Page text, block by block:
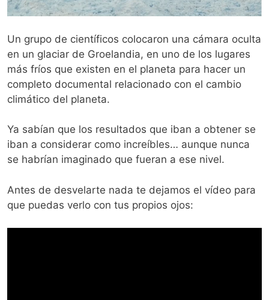
Un grupo de científicos colocaron una cámara oculta
en un glaciar de Groelandia, en uno de los lugares
más fríos que existen en el planeta para hacer un
completo documental relacionado con el cambio
climático del planeta.
Ya sabían que los resultados que iban a obtener se
iban a considerar como increíbles… aunque nunca
se habrían imaginado que fueran a ese nivel.
Antes de desvelarte nada te dejamos el vídeo para
que puedas verlo con tus propios ojos: